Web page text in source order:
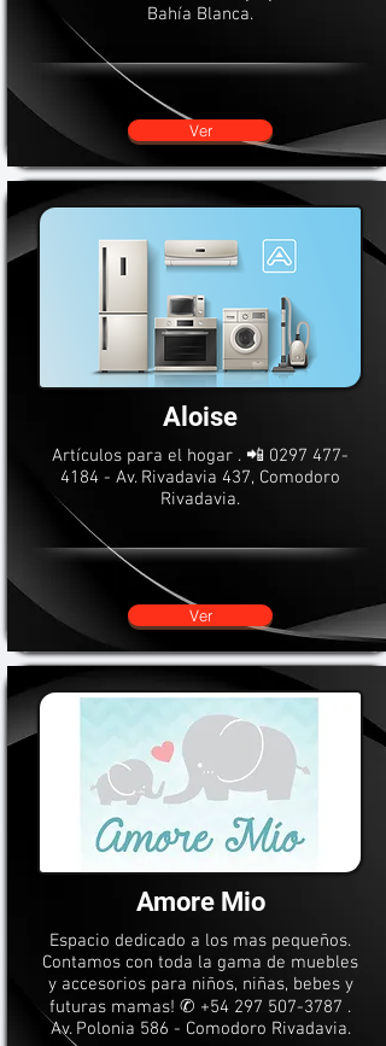
Bahía Blanca.
Ver
Aloise
Artículos para el hogar . 📲 0297 477-
4184 - Av. Rivadavia 437, Comodoro
Rivadavia.
Ver
Amore Mio
Espacio dedicado a los mas pequeños.
Contamos con toda la gama de muebles
y accesorios para niños, niñas, bebes y
futuras mamas! ✆ +54 297 507-3787 .
Av. Polonia 586 - Comodoro Rivadavia.